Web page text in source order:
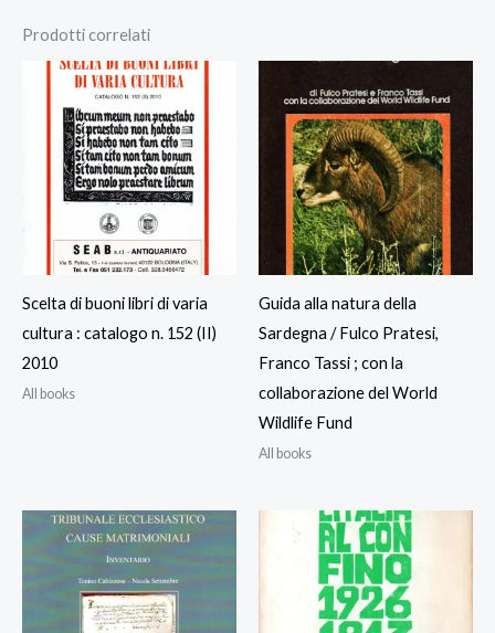
Prodotti correlati
Scelta di buoni libri di varia
cultura : catalogo n. 152 (II)
2010
All books
Guida alla natura della
Sardegna / Fulco Pratesi,
Franco Tassi ; con la
collaborazione del World
Wildlife Fund
All books